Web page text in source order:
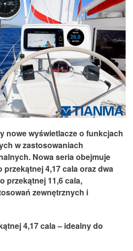
nowe wyświetlacze o funkcjach
w zastosowaniach
Nowa seria obejmuje
przekątnej 4,17 cala oraz dwa
przekątnej 11,6 cala,
zewnętrznych i
4,17 cala – idealny do